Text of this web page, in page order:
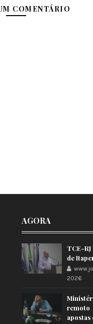
COMENTÁRIO
AGORA
TCE-
de
2026
apostas